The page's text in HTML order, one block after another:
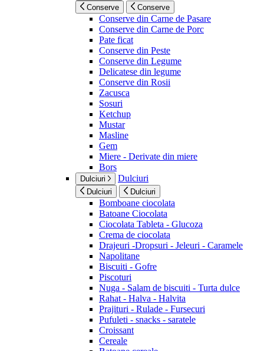
Conserve Conserve
Conserve din Carne de Pasare
Conserve din Carne de Porc
Pate ficat
Conserve din Peste
Conserve din Legume
Delicatese din legume
Conserve din Rosii
Zacusca
Sosuri
Ketchup
Mustar
Masline
Gem
Miere - Derivate din miere
Bors
Dulciuri Dulciuri
Dulciuri Dulciuri
Bomboane ciocolata
Batoane Ciocolata
Ciocolata Tableta - Glucoza
Crema de ciocolata
Drajeuri -Dropsuri - Jeleuri - Caramele
Napolitane
Biscuiti - Gofre
Piscoturi
Nuga - Salam de biscuiti - Turta dulce
Rahat - Halva - Halvita
Prajituri - Rulade - Fursecuri
Pufuleti - snacks - saratele
Croissant
Cereale